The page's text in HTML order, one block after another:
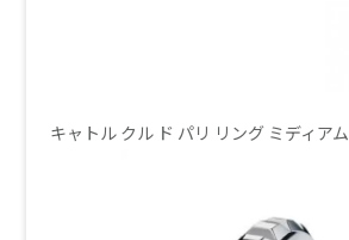
キャトル クル ド パリ リング ミディアム